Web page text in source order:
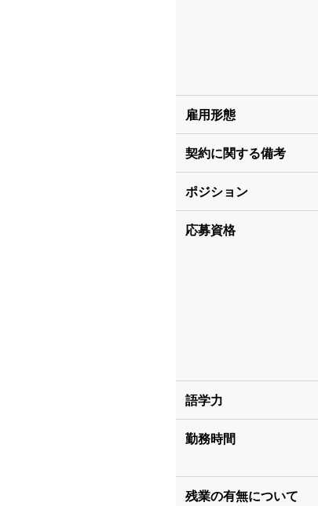
雇用形態
契約に関する備考
ポジション
応募資格
語学力
勤務時間
残業の有無について